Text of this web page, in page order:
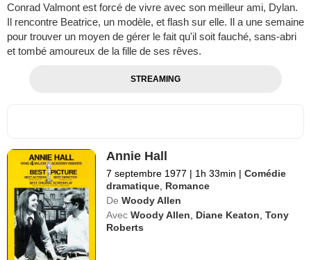
Conrad Valmont est forcé de vivre avec son meilleur ami, Dylan.
Il rencontre Beatrice, un modèle, et flash sur elle. Il a une semaine
pour trouver un moyen de gérer le fait qu'il soit fauché, sans-abri
et tombé amoureux de la fille de ses rêves.
STREAMING
Annie Hall
7 septembre 1977 | 1h 33min | Comédie
dramatique Romance
De Woody Allen
Avec Woody Allen Diane Keaton ,Tony
Roberts